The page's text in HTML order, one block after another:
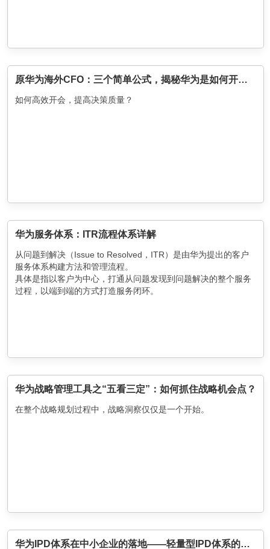
原华为海外CFO：三个简单公式，揭秘华为是如何开会的
如何高效开会，提高决策质量？
华为服务体系：ITR流程体系详解
从问题到解决（Issue to Resolved，ITR）是由华为提出的客户
服务体系构建方法和管理流程。
具体是指以客户为中心，打通从问题发现到问题解决的整个服务
过程，以端到端的方式打造服务闭环。
华为战略管理工具之“五看三定”：如何抓住战略机会点？
在整个战略规划过程中，战略洞察仅仅是一个开始。
华为IPD体系在中小企业的落地——轻量型IPD体系的构建与导入